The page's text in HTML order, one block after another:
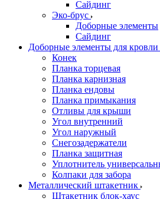
Сайдинг
Эко-брус
Доборные элементы
Сайдинг
Доборные элементы для кровли
Конек
Планка торцевая
Планка карнизная
Планка ендовы
Планка примыкания
Отливы для крыши
Угол внутренний
Угол наружный
Снегозадержатели
Планка защитная
Уплотнитель
Колпаки для забора
Металлический штакетник
Штакетник блок-хаус